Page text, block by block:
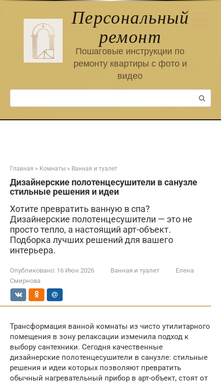
Персональный
ремонт
Пошаговые инструкции по
ремонту квартиры с фото и
видео
Поиск:
Главная » Комнаты » Ванная и туалет
Дизайнерские полотенцесушители в санузле
стильные решения и идеи
Хотите превратить ванную в спа?
Дизайнерские полотенцесушители — это не
просто тепло, а настоящий арт-объект.
Подборка лучших решений для вашего
интерьера.
Опубликовано: 16 Июн 2026 Ванная и туалет
Елена
Смирнова
Трансформация ванной комнаты из чисто утилитарного
помещения в зону релаксации изменила подход к
выбору сантехники. Сегодня качественные
дизайнерские полотенцесушители в санузле: стильные
решения и идеи которых позволяют превратить
обычный нагревательный прибор в арт-объект, стоят от